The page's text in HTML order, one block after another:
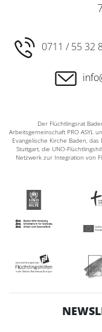
0711 / 55 32
Der Flüchtlingsrat
Arbeitsgemeinschaft PRO ASYL
Evangelische Kirche Baden,
Stuttgart, die UNO-
Netzwerk zur Integration von